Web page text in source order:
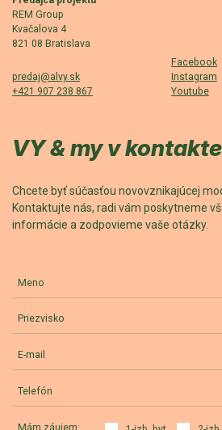
REM Group
Kvačalova 4
821 08 Bratislava
predaj@alvy.sk
+421 907 238 867
Facebook
Instagram
Youtube
VY & my v kontakte
Chcete byť súčasťou novovznikajúcej
Kontaktujte nás, radi vám poskytneme
informácie a zodpovieme vaše otázky.
Meno
Priezvisko
E-mail
Telefón